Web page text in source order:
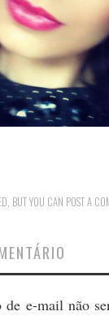
BUT YOU CAN POST A
de e-mail não